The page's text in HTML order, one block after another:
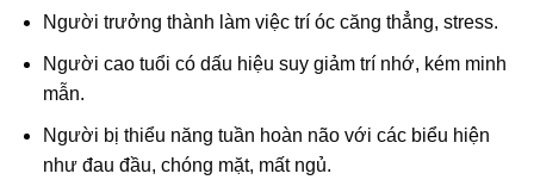
Người trưởng thành làm việc trí óc căng thẳng, stress.
Người cao tuổi có dấu hiệu suy giảm trí nhớ, kém minh
mẫn.
Người bị thiểu năng tuần hoàn não với các biểu hiện
như đau đầu, chóng mặt, mất ngủ.